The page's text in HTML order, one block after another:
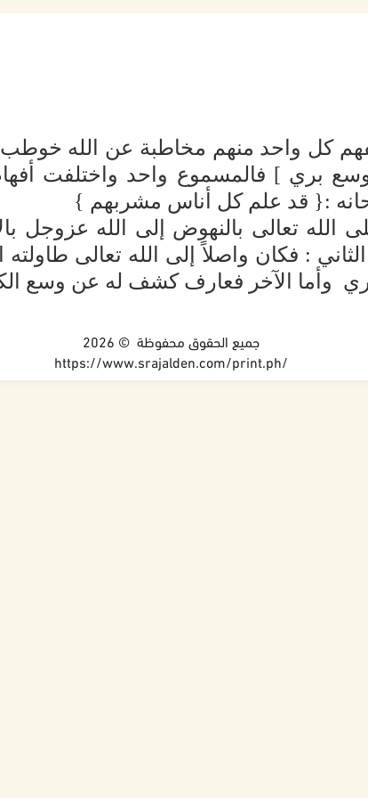
ففهم كل واحد منهم مخاطبة عن الله
بري ] فالمسموع واحد واختلفت
:{ قد علم كل أناس مشربهم }
تعالى بالنهوض إلى الله عزوجل
: فكان واصلاً إلى الله تعالى
بري وأما الآخر فعارف كشف له عن
جميع الحقوق محفوظة © 2026
https://www.srajalden.com/print.ph/